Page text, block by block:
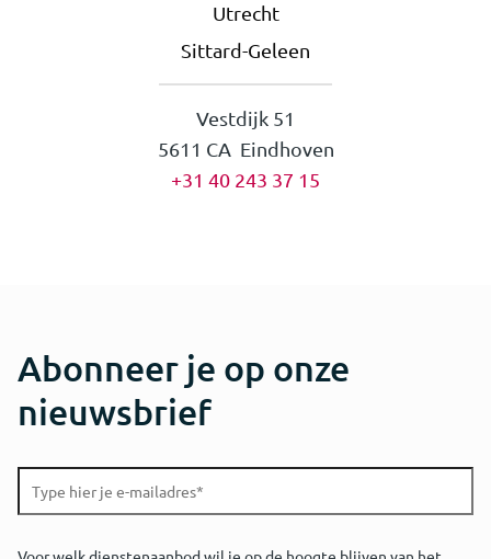
Utrecht
Sittard-Geleen
Vestdijk 51
5611 CA Eindhoven
+31 40 243 37 15
Abonneer je op onze
nieuwsbrief